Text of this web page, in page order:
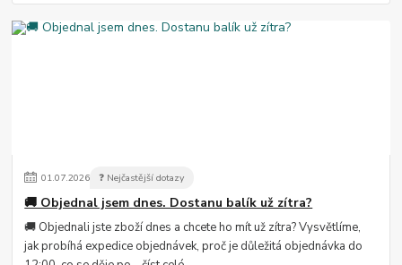
01.07.2026 ❓ Nejčastější dotazy
🚚 Objednal jsem dnes. Dostanu balík už zítra?
🚚 Objednali jste zboží dnes a chcete ho mít už zítra? Vysvětlíme,
jak probíhá expedice objednávek, proč je důležitá objednávka do